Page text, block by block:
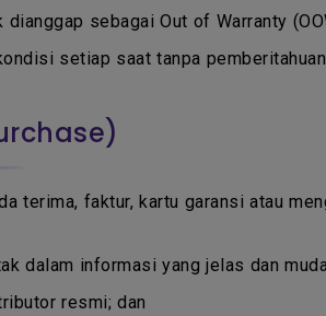
sebagai Out of Warranty
setiap saat tanpa
terima, faktur, kartu garansi atau
informasi yang jelas dan
resmi; dan